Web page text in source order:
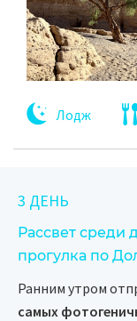
Лодж
3 ДЕНЬ
Рассвет среди
прогулка по
Ранним утром
самых